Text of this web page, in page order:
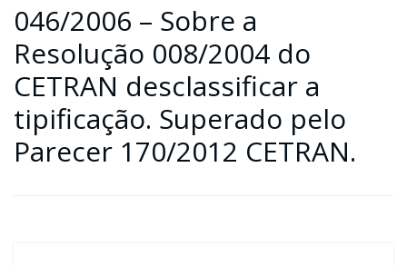
046/2006 – Sobre a
Resolução 008/2004 do
CETRAN desclassificar a
tipificação. Superado pelo
Parecer 170/2012 CETRAN.